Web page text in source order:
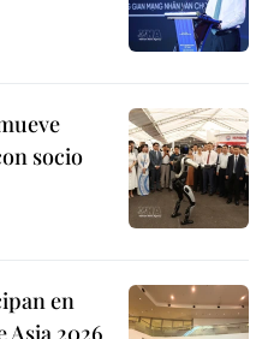
socio
en
Asia 2026